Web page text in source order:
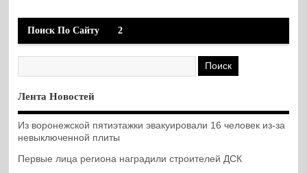
Поиск По Сайту 2
Лента Новостей
Из воронежской пятиэтажки эвакуировали 16 человек из-за
невыключенной плиты
Первые лица региона наградили строителей ДСК